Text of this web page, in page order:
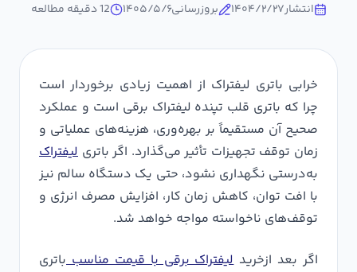
انتشار۱۴۰۴/۲/۲۷ بروزرسانی۱۴۰۵/۵/۶ 12دقیقه مطالعه
خرابی باتری لیفتراک از اهمیت زیادی برخوردار است
چرا که باتری قلب تپنده لیفتراک برقی است و عملکرد
صحیح آن مستقیماً بر بهره‌وری، هزینه‌های عملیاتی و
زمان توقف تجهیزات تأثیر می‌گذارد. اگر باتری لیفتراک
به‌درستی نگهداری نشود، حتی یک دستگاه سالم نیز
با افت توان، کاهش زمان کار، افزایش مصرف انرژی و
توقف‌های ناخواسته مواجه خواهد شد.
اگر بعد ازخریدلیفتراک برقی با قیمت مناسبباتری